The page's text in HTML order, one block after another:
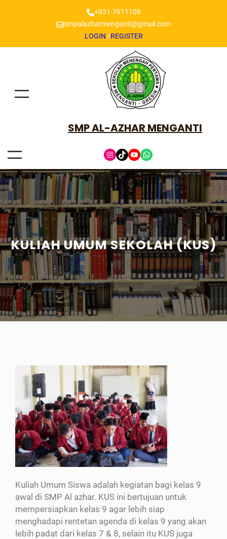
+031-7911108
smpalazharmenganti@gmail.com
LOGIN /REGISTER
SMP AL-AZHAR MENGANTI
KULIAH UMUM SEKOLAH (KUS)
Kuliah Umum Siswa adalah kegiatan bagi kelas 9
awal di SMP Al azhar. KUS ini bertujuan untuk
mempersiapkan kelas 9 agar lebih siap
menghadapi rentetan agenda di kelas 9 yang akan
lebih padat dari kelas 7 & 8, selain itu KUS juga